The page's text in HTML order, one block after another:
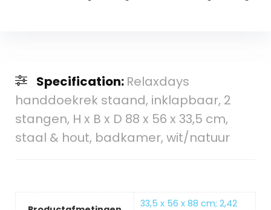
Specification: Relaxdays
handdoekrek staand, inklapbaar, 2
stangen, H x B x D 88 x 56 x 33,5 cm,
staal & hout, badkamer, wit/natuur
‎33,5 x 56 x 88 cm; 2,42